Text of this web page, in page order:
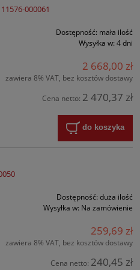
000061
Dostępność: mała ilość
Wysyłka w: 4 dni
2 668,00 zł
zawiera 8% VAT, bez kosztów dostawy
Cena netto: 2 470,37 zł
do koszyka
Dostępność: duża ilość
Wysyłka w: Na zamówienie
259,69 zł
zawiera 8% VAT, bez kosztów dostawy
Cena netto: 240,45 zł